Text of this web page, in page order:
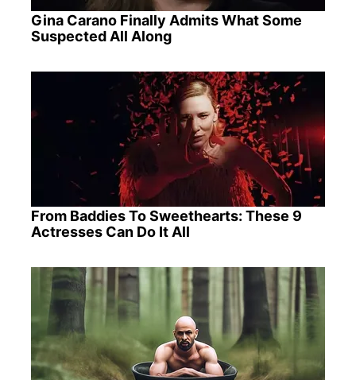
Gina Carano Finally Admits What Some
Suspected All Along
From Baddies To Sweethearts: These 9
Actresses Can Do It All